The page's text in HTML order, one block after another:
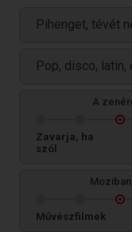
Pihenget, tévét
Pop, disco,
A
Zavarja, ha
szól
Művészfilmek